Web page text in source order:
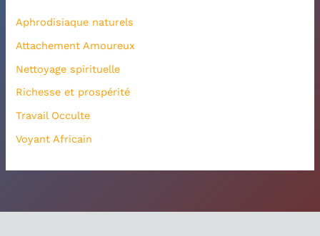
Aphrodisiaque naturels
Attachement Amoureux
Nettoyage spirituelle
Richesse et prospérité
Travail Occulte
Voyant Africain